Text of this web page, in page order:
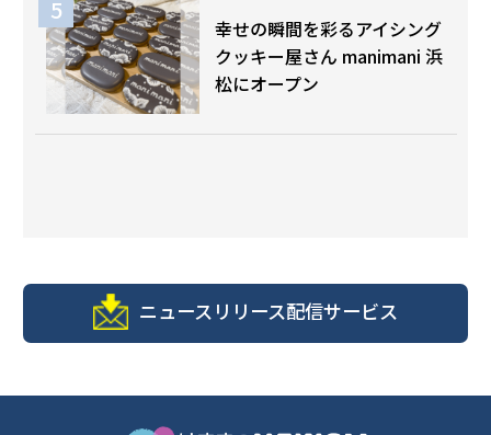
幸せの瞬間を彩るアイシング
クッキー屋さん manimani 浜
松にオープン
ニュースリリース配信サービス